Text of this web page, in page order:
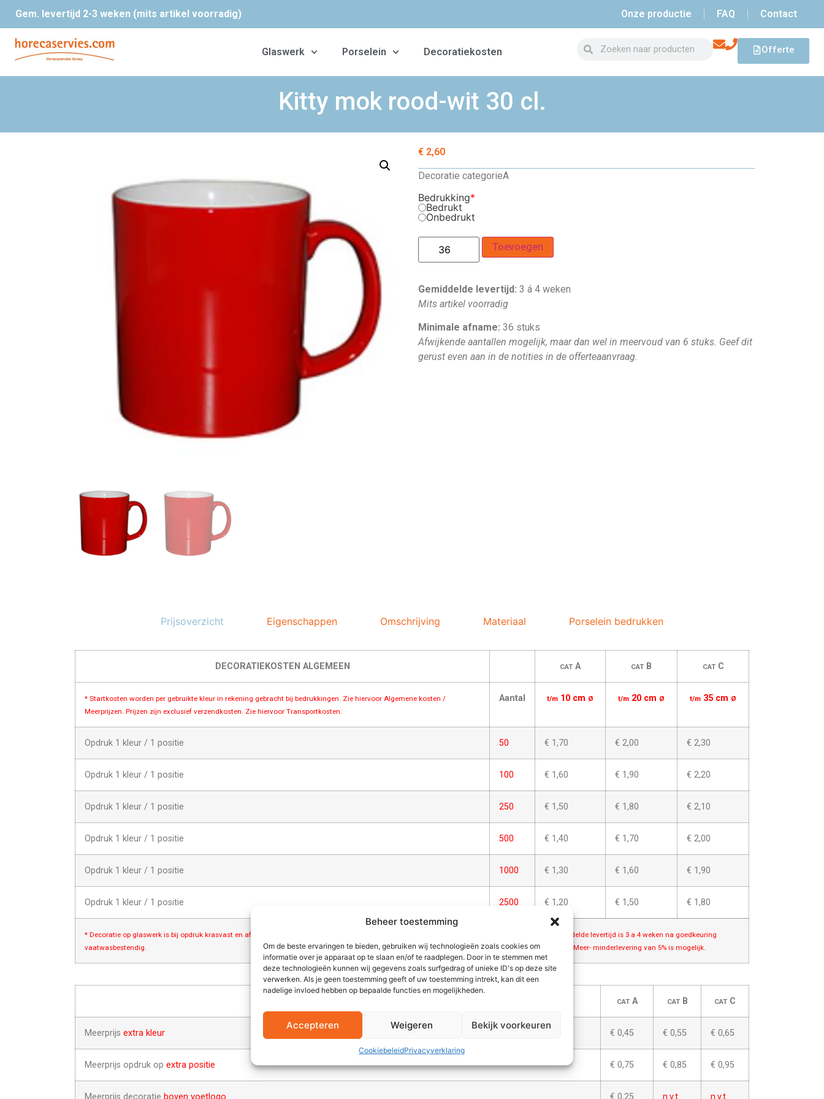
Beheer toestemming
Om de beste ervaringen te bieden, gebruiken wij technologieën zoals cookies om
informatie over je apparaat op te slaan en/of te raadplegen. Door in te stemmen met
deze technologieën kunnen wij gegevens zoals surfgedrag of unieke ID's op deze site
verwerken. Als je geen toestemming geeft of uw toestemming intrekt, kan dit een
nadelige invloed hebben op bepaalde functies en mogelijkheden.
Accepteren Weigeren Bekijk voorkeuren
CookiebeleidPrivacyverklaring
Gem. levertijd 2-3 weken (mits artikel voorradig) Onze productie FAQ Contact
Glaswerk Porselein Decoratiekosten Offerte
Kitty mok rood-wit 30 cl.
€ 2,60
Decoratie categorieA
*
Bedrukking
Bedrukt
Onbedrukt
Toevoegen
Gemiddelde levertijd: 3 á 4 weken
Mits artikel voorradig
Minimale afname: 36 stuks
Afwijkende aantallen mogelijk, maar dan wel in meervoud van 6 stuks. Geef dit
gerust even aan in de notities in de offerteaanvraag.
Prijsoverzicht Eigenschappen Omschrijving Materiaal Porselein bedrukken
DECORATIEKOSTEN ALGEMEEN CAT A CAT B CATC
* Startkosten worden per gebruikte kleur in rekening gebracht bij bedrukkingen. Zie hiervoor Algemene kosten /
Meerprijzen. Prijzen zijn exclusief verzendkosten. Zie hiervoor Transportkosten.
Aantal t/m 10 cm Ø t/m 20 cm Ø t/m 35 cm Ø
Opdruk 1 kleur / 1 positie 50 € 1,70 € 2,00 € 2,30
Opdruk 1 kleur / 1 positie 100 € 1,60 € 1,90 € 2,20
Opdruk 1 kleur / 1 positie 250 € 1,50 € 1,80 € 2,10
Opdruk 1 kleur / 1 positie 500 € 1,40 € 1,70 € 2,00
Opdruk 1 kleur / 1 positie 1000 € 1,30 € 1,60 € 1,90
Opdruk 1 kleur / 1 positie 2500 € 1,20 € 1,50 € 1,80
* Decoratie op glaswerk is bij opdruk krasvast en afwasbestendig, decoratie op porselein zijn krasvast en
vaatwasbestendig.
* Gemiddelde levertijd is 3 a 4 weken na goedkeuring
artwork; Meer- minderlevering van 5% is mogelijk.
CATA CATB CAT C
Meerprijs extra kleur € 0,45 € 0,55 € 0,65
Meerprijs opdruk op extra positie € 0,75 € 0,85 € 0,95
Meerprijs decoratie boven voetlogo € 0,25 n.v.t. n.v.t.